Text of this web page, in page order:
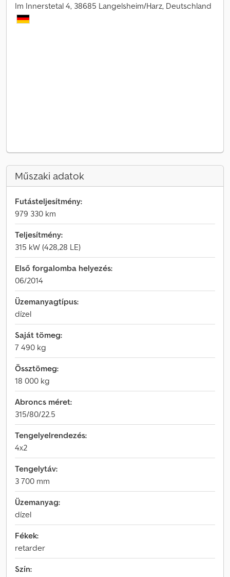
Im Innerstetal 4, 38685 Langelsheim/Harz, Deutschland
Műszaki adatok
Futásteljesítmény:
979 330 km
Teljesítmény:
315 kW (428,28 LE)
Első forgalomba helyezés:
06/2014
Üzemanyagtípus:
dízel
Saját tömeg:
7 490 kg
Össztömeg:
18 000 kg
Abroncs méret:
315/80/22.5
Tengelyelrendezés:
4x2
Tengelytáv:
3 700 mm
Üzemanyag:
dízel
Fékek:
retarder
Szín: